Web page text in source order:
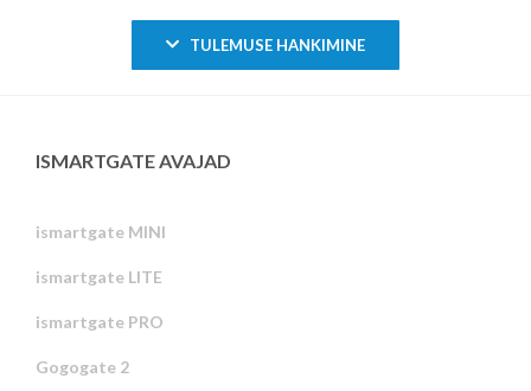
TULEMUSE HANKIMINE
ISMARTGATE AVAJAD
ismartgate MINI
ismartgate LITE
ismartgate PRO
Gogogate 2